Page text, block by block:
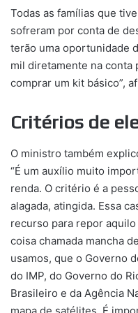
Todas as famílias que
sofreram por conta de
terão uma oportunidade
mil diretamente na conta
comprar um kit básico”,
Critérios de
O ministro também
“É um auxílio muito
renda. O critério é a
alagada, atingida. Essa
recurso para repor
coisa chamada mancha
usamos, que o Governo
do IMP, do Governo do
Brasileiro e da Agência